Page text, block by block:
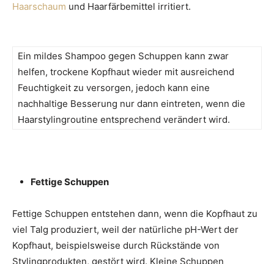
Haarschaum und Haarfärbemittel irritiert.
Ein mildes Shampoo gegen Schuppen kann zwar
helfen, trockene Kopfhaut wieder mit ausreichend
Feuchtigkeit zu versorgen, jedoch kann eine
nachhaltige Besserung nur dann eintreten, wenn die
Haarstylingroutine entsprechend verändert wird.
Fettige Schuppen
Fettige Schuppen entstehen dann, wenn die Kopfhaut zu
viel Talg produziert, weil der natürliche pH-Wert der
Kopfhaut, beispielsweise durch Rückstände von
Stylingprodukten, gestört wird. Kleine Schuppen